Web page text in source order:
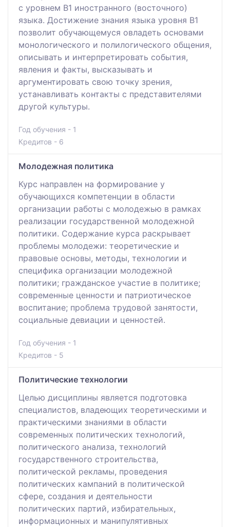
с уровнем В1 иностранного (восточного)
языка. Достижение знания языка уровня В1
позволит обучающемуся овладеть основами
монологического и полилогического общения,
описывать и интерпретировать события,
явления и факты, высказывать и
аргументировать свою точку зрения,
устанавливать контакты с представителями
другой культуры.
Год обучения - 1
Кредитов - 6
Молодежная политика
Курс направлен на формирование у
обучающихся компетенции в области
организации работы с молодежью в рамках
реализации государственной молодежной
политики. Содержание курса раскрывает
проблемы молодежи: теоретические и
правовые основы, методы, технологии и
специфика организации молодежной
политики; гражданское участие в политике;
современные ценности и патриотическое
воспитание; проблема трудовой занятости,
социальные девиации и ценностей.
Год обучения - 1
Кредитов - 5
Политические технологии
Целью дисциплины является подготовка
специалистов, владеющих теоретическими и
практическими знаниями в области
современных политических технологий,
политического анализа, технологий
государственного строительства,
политической рекламы, проведения
политических кампаний в политической
сфере, создания и деятельности
политических партий, избирательных,
информационных и манипулятивных